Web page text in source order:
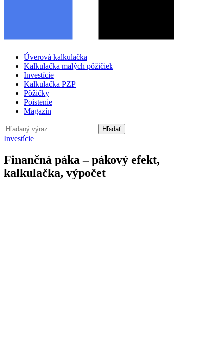
Úverová kalkulačka
Kalkulačka malých pôžičiek
Investície
Kalkulačka PZP
Pôžičky
Poistenie
Magazín
Hľadať
Investície
Finančná páka – pákový efekt,
kalkulačka, výpočet